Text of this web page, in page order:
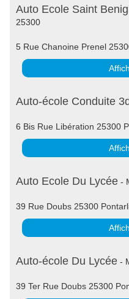
Auto Ecole Saint
25300
5 Rue Chanoine Prenel
Auto-école Conduite 3d
6 Bis Rue Libération 25300
Auto Ecole Du Lycée -
39 Rue Doubs 25300
Auto-école Du Lycée -
39 Ter Rue Doubs 25300